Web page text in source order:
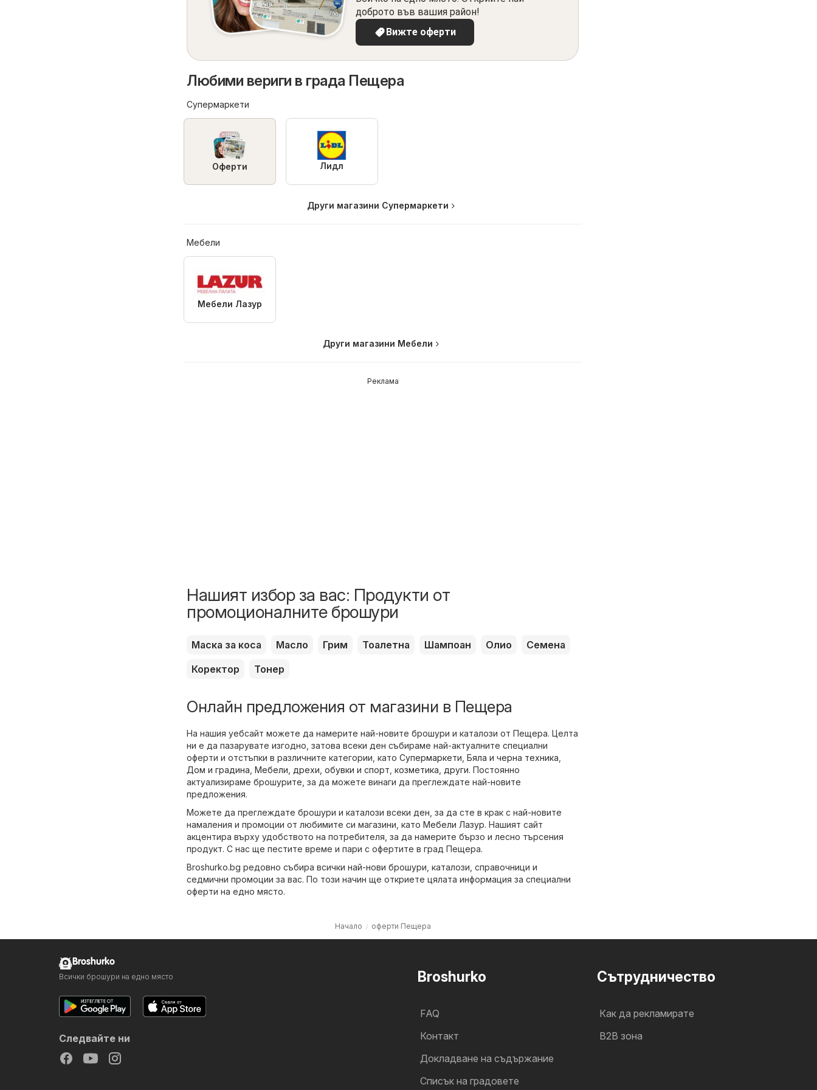
доброто във вашия район!
Вижте оферти
Любими вериги в града Пещера
Супермаркети
Оферти Лидл
Други магазини Супермаркети
Мебели
Мебели Лазур
Други магазини Мебели
Реклама
Нашият избор за вас: Продукти от
промоционалните брошури
Маска за коса Масло Грим Тоалетна Шампоан Олио
Семена
Коректор
Тонер
Онлайн предложения от магазини в Пещера
На нашия уебсайт можете да намерите най-новите брошури и каталози от Пещера. Целта
ни е да пазарувате изгодно, затова всеки ден събираме най-актуалните специални
оферти и отстъпки в различните категории, като Супермаркети Бяла и черна техника
Дом и градина Мебели дрехи, обувки и спорт козметика други. Постоянно
актуализираме брошурите, за да можете винаги да преглеждате най-новите
предложения.
Можете да преглеждате брошури и каталози всеки ден, за да сте в крак с най-новите
намаления и промоции от любимите си магазини, като Мебели Лазур. Нашият сайт
акцентира върху удобството на потребителя, за да намерите бързо и лесно търсения
продукт. С нас ще пестите време и пари с офертите в град Пещера.
Broshurko.bg редовно събира всички най-нови брошури, каталози, справочници и
седмични промоции за вас. По този начин ще откриете цялата информация за специални
оферти на едно място.
Начало оферти Пещера
Broshurko
FAQ
Контакт
Докладване на съдържание
Cписък на градовете
Cътрудничество
Как да рекламирате
B2B зона
Broshurko
Всички брошури на едно място
Следвайте ни